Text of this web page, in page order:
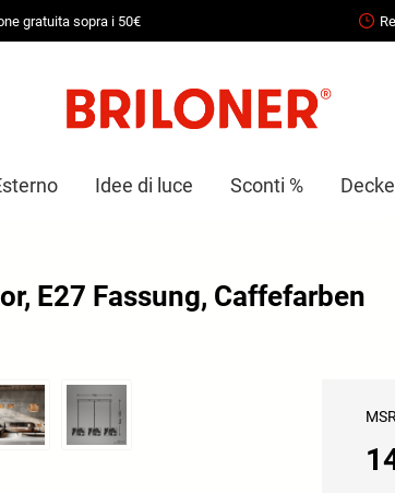
gratuita sopra i 50€
Idee di luce Sconti %
E27 Fassung, Caffefarben